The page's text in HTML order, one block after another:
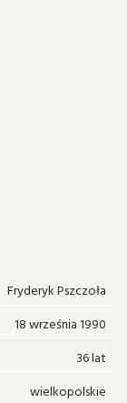
Fryderyk Pszczoła
18 września 1990
36 lat
wielkopolskie